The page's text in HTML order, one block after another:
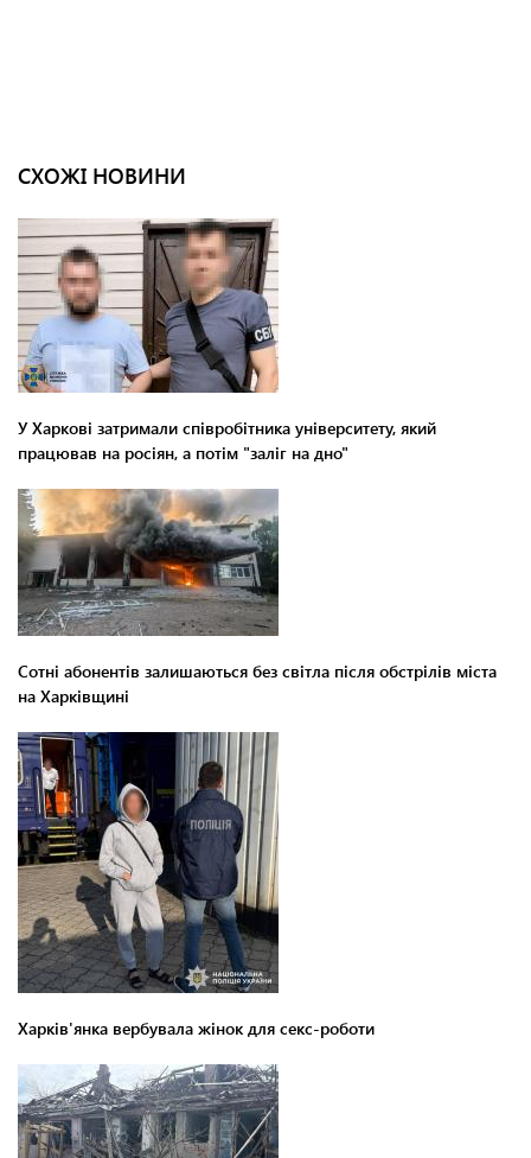
СХОЖІ НОВИНИ
У Харкові затримали співробітника університету, який
працював на росіян, а потім "заліг на дно"
Сотні абонентів залишаються без світла після обстрілів міста
на Харківщині
Харків'янка вербувала жінок для секс-роботи